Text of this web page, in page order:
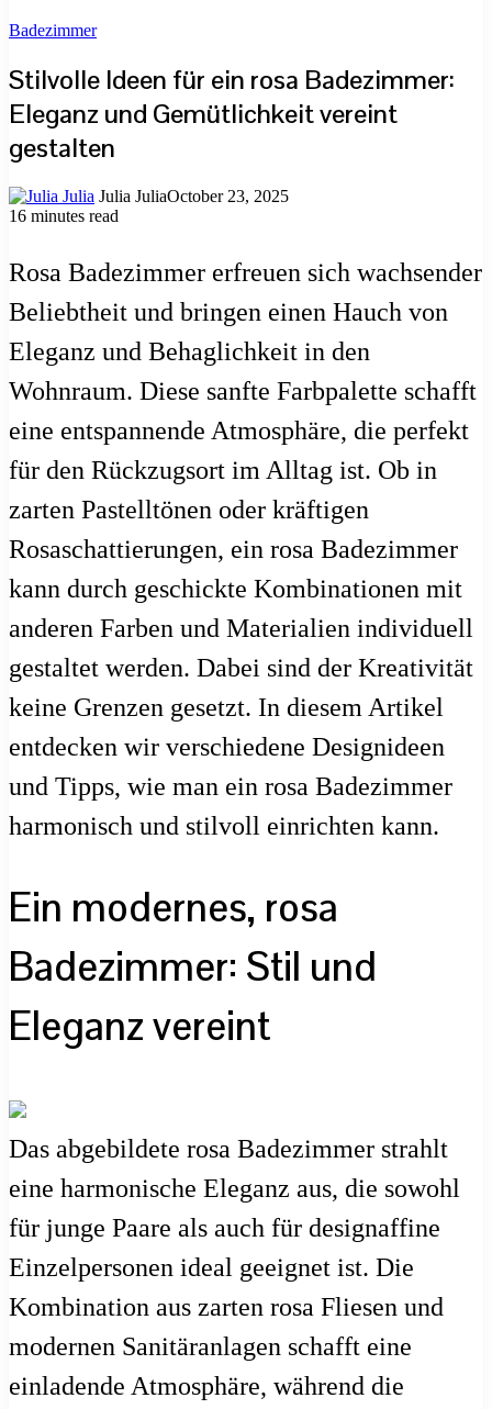
Badezimmer
Stilvolle Ideen für ein rosa Badezimmer:
Eleganz und Gemütlichkeit vereint
gestalten
Julia JuliaOctober 23, 2025
16 minutes read
Rosa Badezimmer erfreuen sich wachsender
Beliebtheit und bringen einen Hauch von
Eleganz und Behaglichkeit in den
Wohnraum. Diese sanfte Farbpalette schafft
eine entspannende Atmosphäre, die perfekt
für den Rückzugsort im Alltag ist. Ob in
zarten Pastelltönen oder kräftigen
Rosaschattierungen, ein rosa Badezimmer
kann durch geschickte Kombinationen mit
anderen Farben und Materialien individuell
gestaltet werden. Dabei sind der Kreativität
keine Grenzen gesetzt. In diesem Artikel
entdecken wir verschiedene Designideen
und Tipps, wie man ein rosa Badezimmer
harmonisch und stilvoll einrichten kann.
Ein modernes, rosa
Badezimmer: Stil und
Eleganz vereint
Das abgebildete rosa Badezimmer strahlt
eine harmonische Eleganz aus, die sowohl
für junge Paare als auch für designaffine
Einzelpersonen ideal geeignet ist. Die
Kombination aus zarten rosa Fliesen und
modernen Sanitäranlagen schafft eine
einladende Atmosphäre, während die